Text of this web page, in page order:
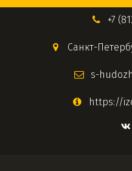
+7
Санкт-
s-
https://